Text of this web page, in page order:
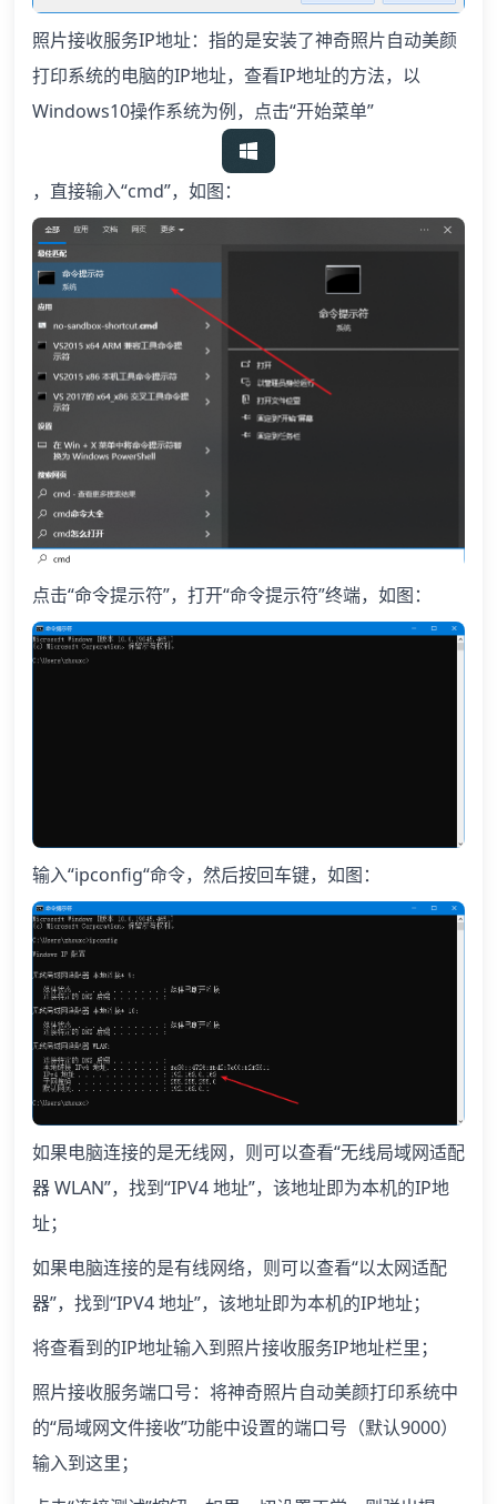
照片接收服务IP地址：指的是安装了神奇照片自动美颜
打印系统的电脑的IP地址，查看IP地址的方法，以
Windows10操作系统为例，点击“开始菜单”
，直接输入“cmd”，如图：
点击“命令提示符”，打开“命令提示符”终端，如图：
输入“ipconfig“命令，然后按回车键，如图：
如果电脑连接的是无线网，则可以查看“无线局域网适配
器 WLAN”，找到“IPV4 地址”，该地址即为本机的IP地
址；
如果电脑连接的是有线网络，则可以查看“以太网适配
器”，找到“IPV4 地址”，该地址即为本机的IP地址；
将查看到的IP地址输入到照片接收服务IP地址栏里；
照片接收服务端口号：将神奇照片自动美颜打印系统中
的“局域网文件接收”功能中设置的端口号（默认9000）
输入到这里；